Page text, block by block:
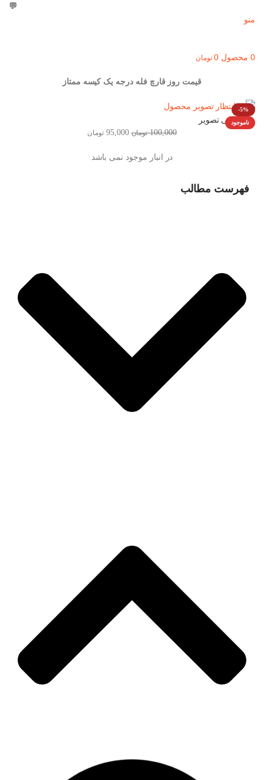
💬
منو
0 محصول 0 تومان
قیمت روز قارچ فله درجه یک کیسه ممتاز
-5%
ناموجود
بزرگنمایی تصویر
100,000 تومان 95,000 تومان
در انبار موجود نمی باشد
فهرست مطالب